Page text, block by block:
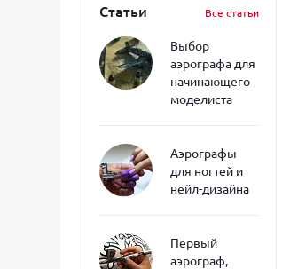
Статьи Все статьи
Выбор
аэрографа для
начинающего
моделиста
Аэрографы
для ногтей и
нейл-дизайна
Первый
аэрограф,